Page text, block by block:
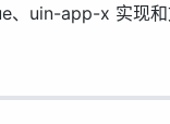
、uin-app-x 实现